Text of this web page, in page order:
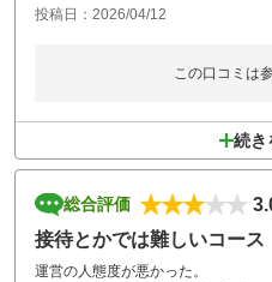
投稿日：2026/04/12
この口コミは
続き
総合評価
接待とかでは難しいコース
運営の人態度が悪かった。